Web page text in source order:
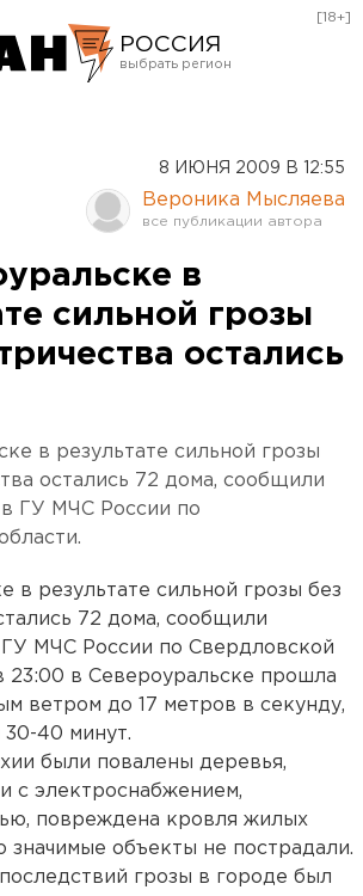
РОССИЯ
Оренбург
[18+]
8 ИЮНЯ 2009 В 12:55
Вероника Мысляева
в
сильной грозы
остались
в результате сильной грозы
остались 72 дома, сообщили
ГУ МЧС России по
в результате сильной грозы без
72 дома, сообщили
МЧС России по Свердловской
23:00 в Североуральске прошла
ветром до 17 метров в секунду,
40 минут.
были повалены деревья,
с электроснабжением,
повреждена кровля жилых
значимые объекты не пострадали.
грозы в городе был